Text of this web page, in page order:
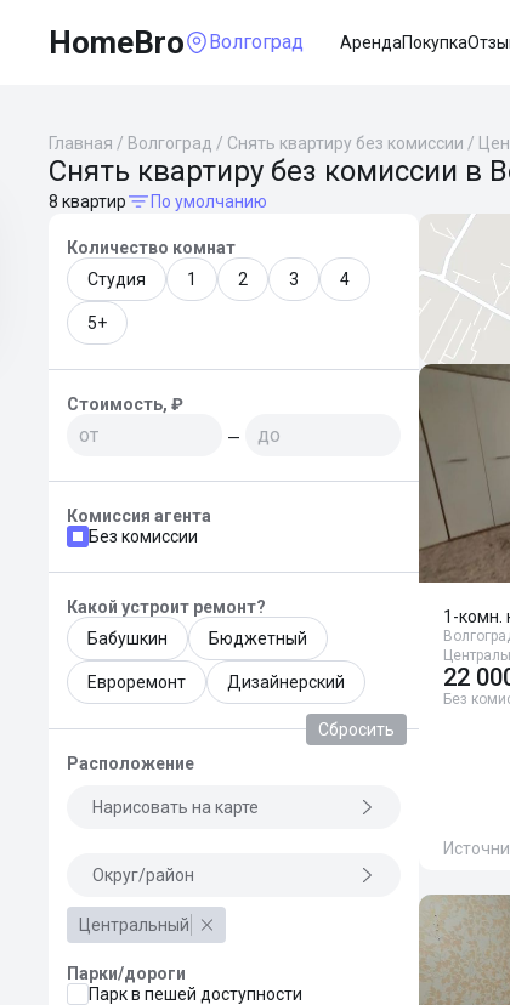
HomeBro Волгоград АрендаПокупка
Главная / Волгоград / Снять квартиру без комиссии /
Снять квартиру без комиссии в
8 квартир По умолчанию
Количество комнат
Студия
1 2 3 4
5+
Стоимость, ₽
—
Комиссия агента
Без комиссии
Какой устроит ремонт?
Бабушкин
Бюджетный
Евроремонт Дизайнерский
Сбросить
Расположение
Нарисовать на карте
Округ/район
Центральный
Парки/дороги
Парк в пешей доступности
1-комн.
22
Без